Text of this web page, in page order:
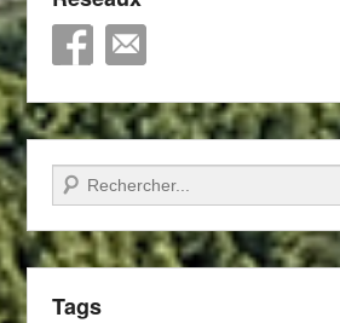
Recherche
Tags